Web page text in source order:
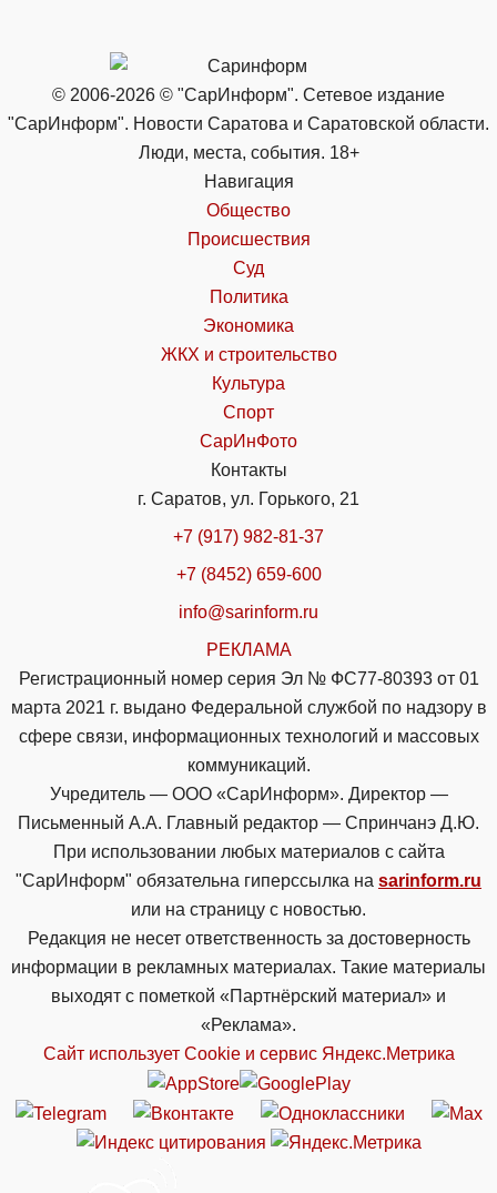
© 2006-2026 © "СарИнформ". Сетевое издание
"СарИнформ". Новости Саратова и Саратовской области.
Люди, места, события. 18+
Навигация
Общество
Происшествия
Суд
Политика
Экономика
ЖКХ и строительство
Культура
Спорт
СарИнФото
Контакты
г. Саратов, ул. Горького, 21
+7 (917) 982-81-37
+7 (8452) 659-600
info@sarinform.ru
РЕКЛАМА
Регистрационный номер серия Эл № ФС77-80393 от 01
марта 2021 г. выдано Федеральной службой по надзору в
сфере связи, информационных технологий и массовых
коммуникаций.
Учредитель — ООО «СарИнформ». Директор —
Письменный А.А. Главный редактор — Спринчанэ Д.Ю.
При использовании любых материалов с сайта
"СарИнформ" обязательна гиперссылка на sarinform.ru
или на страницу с новостью.
Редакция не несет ответственность за достоверность
информации в рекламных материалах. Такие материалы
выходят с пометкой «Партнёрский материал» и
«Реклама».
Сайт использует Cookie и сервиc Яндекс.Метрика